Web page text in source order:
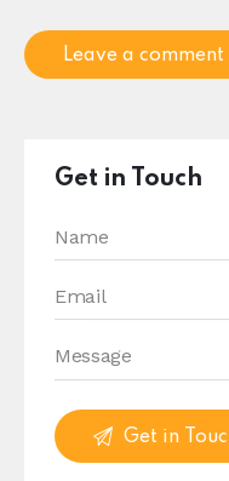
Get in Touch